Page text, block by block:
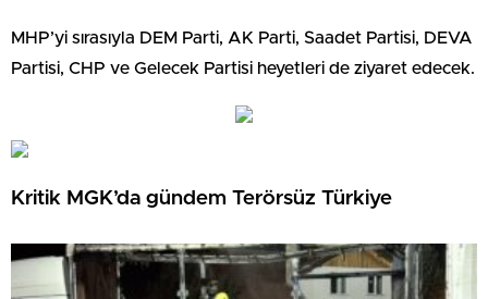
MHP’yi sırasıyla DEM Parti, AK Parti, Saadet Partisi, DEVA
Partisi, CHP ve Gelecek Partisi heyetleri de ziyaret edecek.
Kritik MGK’da gündem Terörsüz Türkiye